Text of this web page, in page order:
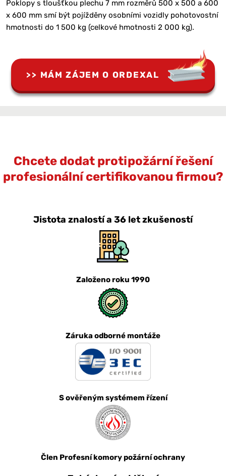
Poklopy s tloušťkou plechu 7 mm rozměrů 500 x 500 a 600
x 600 mm smí být pojížděny osobními vozidly pohotovostní
hmotnosti do 1 500 kg (celkové hmotnosti 2 000 kg).
MÁM ZÁJEM O ORDEXAL
Chcete dodat protipožární řešení
profesionální certifikovanou firmou?
Jistota znalostí a 36 let zkušeností
Založeno roku 1990
Záruka odborné montáže
S ověřeným systémem řízení
Člen Profesní komory požární ochrany